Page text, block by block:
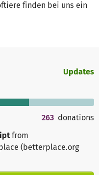
finden bei uns ein
Updates
263 donations
from
(betterplace.org